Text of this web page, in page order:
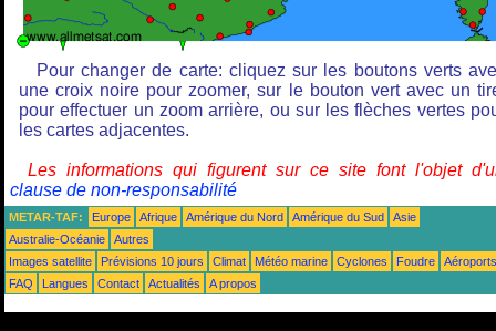
Pour changer de carte: cliquez sur les boutons verts
une croix noire pour zoomer, sur le bouton vert avec un
pour effectuer un zoom arrière, ou sur les flèches vertes
les cartes adjacentes.
Les informations qui figurent sur ce site font l'objet
clause de non-responsabilité
METAR-TAF: Europe Afrique Amérique du Nord Amérique du Sud
Asie
Australie-Océanie
Autres
Images satellite
Prévisions 10 jours Climat Météo marine Cyclones Foudre
Aéroports
FAQ
Langues Contact Actualités A propos